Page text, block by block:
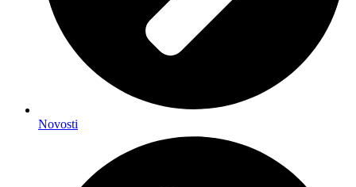
Novosti